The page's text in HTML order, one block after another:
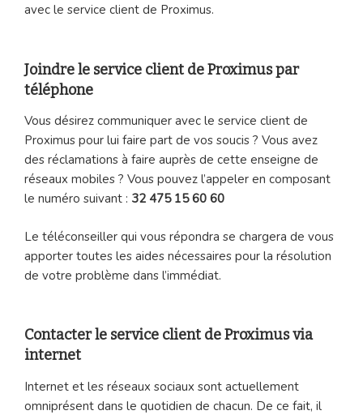
avec le service client de Proximus.
Joindre le service client de Proximus par
téléphone
Vous désirez communiquer avec le service client de
Proximus pour lui faire part de vos soucis ? Vous avez
des réclamations à faire auprès de cette enseigne de
réseaux mobiles ? Vous pouvez l’appeler en composant
le numéro suivant : 32 475 15 60 60
Le téléconseiller qui vous répondra se chargera de vous
apporter toutes les aides nécessaires pour la résolution
de votre problème dans l’immédiat.
Contacter le service client de Proximus via
internet
Internet et les réseaux sociaux sont actuellement
omniprésent dans le quotidien de chacun. De ce fait, il